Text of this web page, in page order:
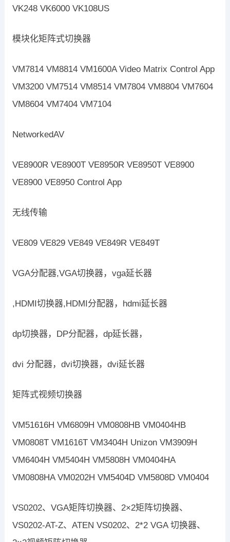
VK248 VK6000 VK108US
模块化矩阵式切换器
VM7814 VM8814 VM1600A Video Matrix Control App
VM3200 VM7514 VM8514 VM7804 VM8804 VM7604
VM8604 VM7404 VM7104
NetworkedAV
VE8900R VE8900T VE8950R VE8950T VE8900
VE8900 VE8950 Control App
无线传输
VE809 VE829 VE849 VE849R VE849T
VGA分配器,VGA切换器，vga延长器
,HDMI切换器,HDMI分配器，hdmi延长器
dp切换器，DP分配器，dp延长器，
dvi 分配器，dvi切换器，dvi延长器
矩阵式视频切换器
VM51616H VM6809H VM0808HB VM0404HB
VM0808T VM1616T VM3404H Unizon VM3909H
VM6404H VM5404H VM5808H VM0404HA
VM0808HA VM0202H VM5404D VM5808D VM0404
VS0202、VGA矩阵切换器、2×2矩阵切换器、
VS0202-AT-Z、ATEN VS0202、2*2 VGA 切换器、